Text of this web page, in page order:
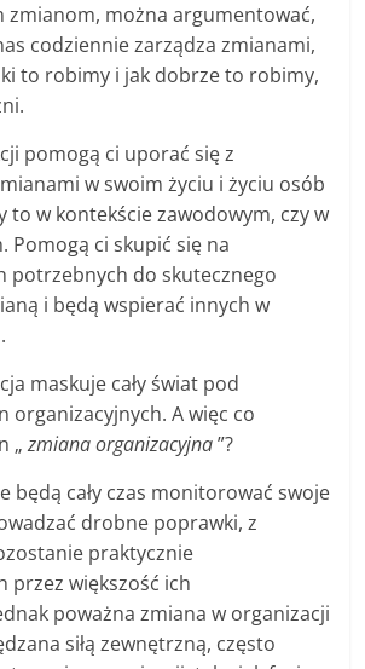
zmianom, można argumentować,
codziennie zarządza zmianami,
to robimy i jak dobrze to robimy,
pomogą ci uporać się z
w swoim życiu i życiu osób
to w kontekście zawodowym, czy w
Pomogą ci skupić się na
potrzebnych do skutecznego
i będą wspierać innych w
maskuje cały świat pod
organizacyjnych. A więc co
„zmiana organizacyjna”?
będą cały czas monitorować swoje
drobne poprawki, z
praktycznie
przez większość ich
poważna zmiana w organizacji
siłą zewnętrzną, często